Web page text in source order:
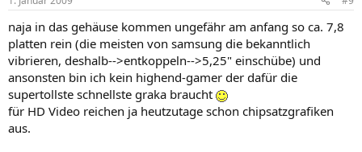
naja in das gehäuse kommen ungefähr am anfang so ca. 7,8
platten rein (die meisten von samsung die bekanntlich
vibrieren, deshalb-->entkoppeln-->5,25" einschübe) und
ansonsten bin ich kein highend-gamer der dafür die
supertollste schnellste graka braucht
für HD Video reichen ja heutzutage schon chipsatzgrafiken
aus.